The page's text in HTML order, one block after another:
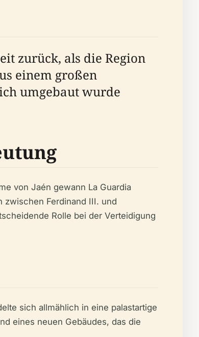
zurück, als die Region
einem großen
umgebaut wurde
von Jaén gewann La Guardia
zwischen Ferdinand III. und
Rolle bei der Verteidigung
sich allmählich in eine palastartige
eines neuen Gebäudes, das die